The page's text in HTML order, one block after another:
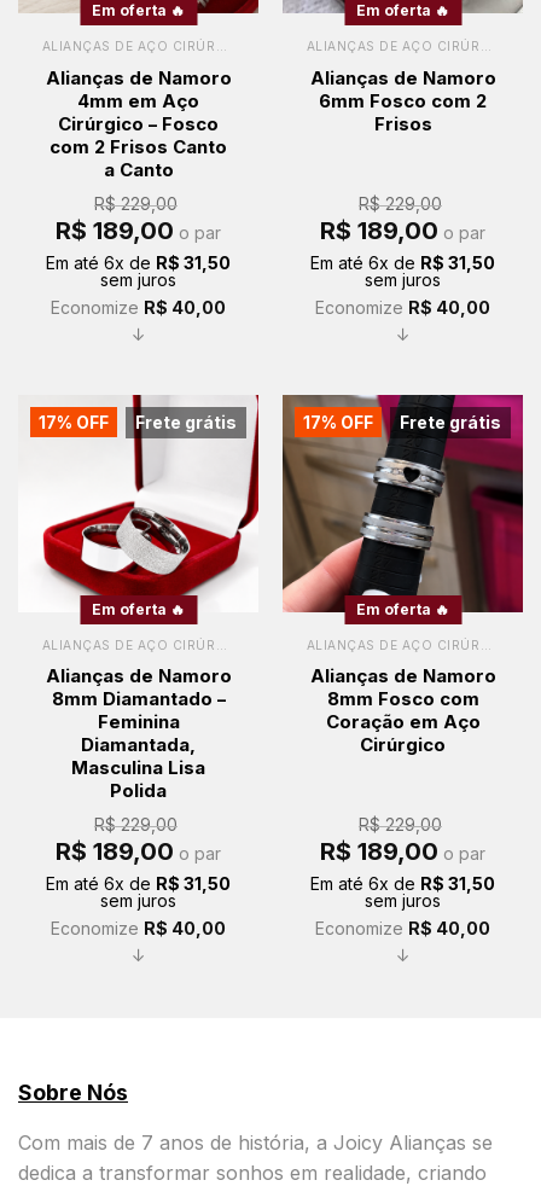
Em oferta 🔥
Alianças de Namoro
4mm em Aço
Cirúrgico – Fosco
com 2 Frisos Canto
a Canto
R$229,00
O
preço
era:
R$ 229,00.
R$ 189,00 preço
é:
R$ 189,00.
o par
Em até 6x de R$ 31,50
sem juros
Economize R$ 40,00
↓
Em oferta 🔥
Alianças de Namoro
6mm Fosco com 2
Frisos
R$229,00
O
preço
era:
R$ 229,00.
R$ 189,00 preço
é:
R$ 189,00.
o par
Em até 6x de R$ 31,50
sem juros
Economize R$ 40,00
↓
Frete grátis
17% OFF
Em oferta 🔥
Alianças de Namoro
8mm Diamantado –
Feminina
Diamantada,
Masculina Lisa
Polida
R$229,00
O
preço
era:
R$ 229,00.
R$ 189,00 preço
atual
é:
R$ 189,00.
o par
Em até 6x de R$ 31,50
sem juros
Economize R$ 40,00
↓
Frete grátis
17% OFF
Em oferta 🔥
Alianças de Namoro
8mm Fosco com
Coração em Aço
Cirúrgico
R$229,00
O
preço
era:
R$ 229,00.
R$ 189,00 preço
atual
é:
R$ 189,00.
o par
Em até 6x de R$ 31,50
sem juros
Economize R$ 40,00
↓
Sobre Nós
Com mais de 7 anos de história, a Joicy Alianças se
dedica a transformar sonhos em realidade, criando